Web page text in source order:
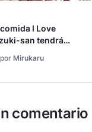
I Love
san tendrá
Mirukaru
comentario